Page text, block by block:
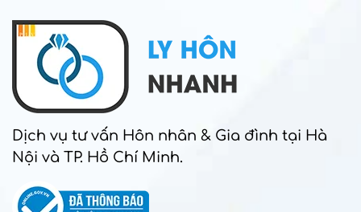
Dịch vụ tư vấn Hôn nhân & Gia đình tại Hà
Nội và TP. Hồ Chí Minh.